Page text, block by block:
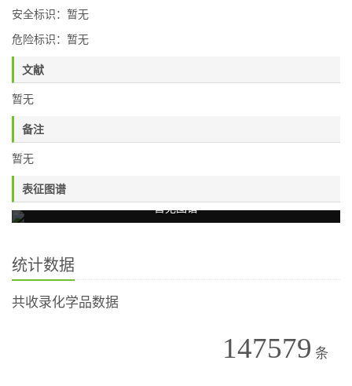
安全标识：暂无
危险标识：暂无
文献
暂无
备注
暂无
表征图谱
暂无图谱
统计数据
共收录化学品数据
147579 条